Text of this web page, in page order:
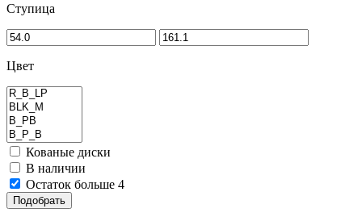
Ступица
Цвет
Кованые диски
В наличии
Остаток больше 4
Подобрать